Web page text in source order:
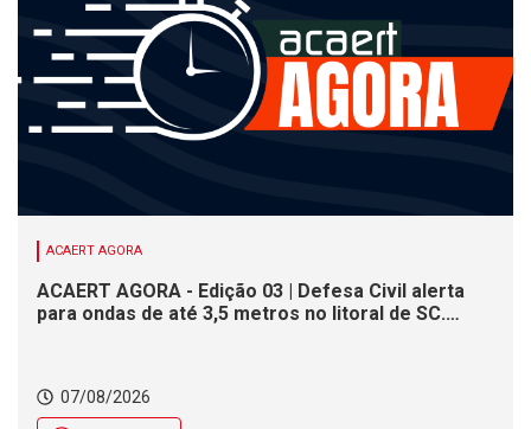
ACAERT AGORA
ACAERT AGORA - Edição 03 | Defesa Civil alerta
para ondas de até 3,5 metros no litoral de SC.
07/08/2026